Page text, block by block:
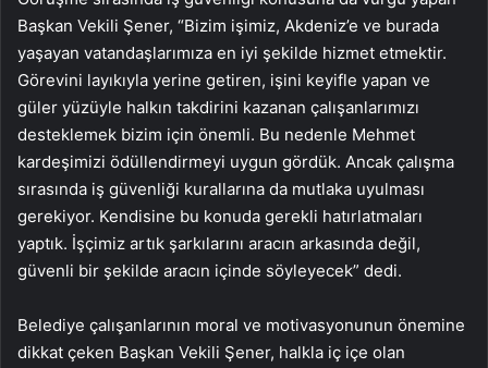
Başkan Vekili Şener, “Bizim işimiz, Akdeniz’e ve burada
yaşayan vatandaşlarımıza en iyi şekilde hizmet etmektir.
Görevini layıkıyla yerine getiren, işini keyifle yapan ve
güler yüzüyle halkın takdirini kazanan çalışanlarımızı
desteklemek bizim için önemli. Bu nedenle Mehmet
kardeşimizi ödüllendirmeyi uygun gördük. Ancak çalışma
sırasında iş güvenliği kurallarına da mutlaka uyulması
gerekiyor. Kendisine bu konuda gerekli hatırlatmaları
yaptık. İşçimiz artık şarkılarını aracın arkasında değil,
güvenli bir şekilde aracın içinde söyleyecek” dedi.
Belediye çalışanlarının moral ve motivasyonunun önemine
dikkat çeken Başkan Vekili Şener, halkla iç içe olan